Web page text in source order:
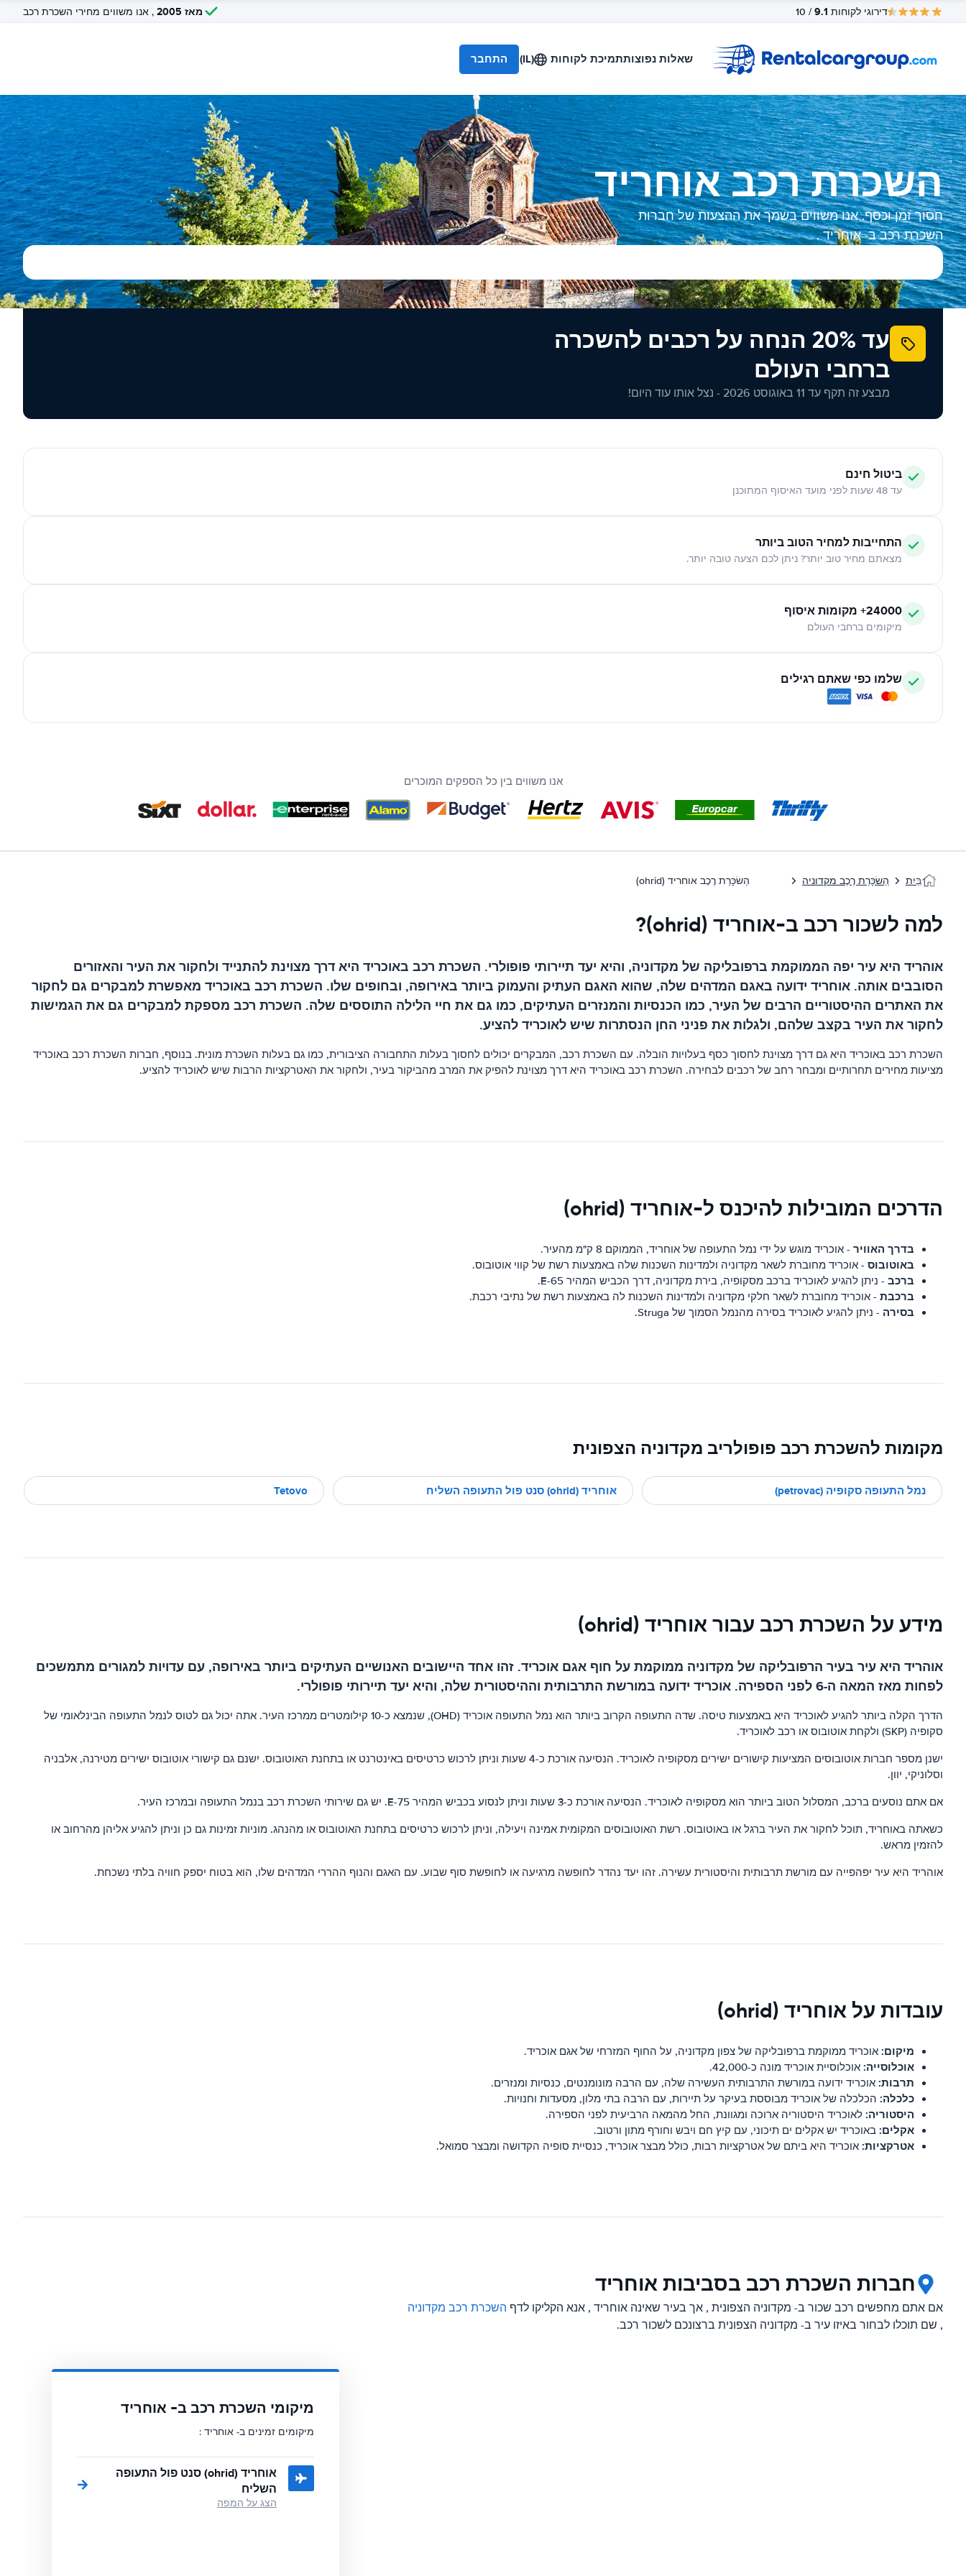
דירוגי לקוחות 9.1
/ 10 מאז 2005 , אנו משווים מחירי השכרת רכב
שאלות נפוצותתמיכת לקוחות (IL) התחבר
השכרת רכב אוחריד
חסוך זמן וכסף. אנו משווים בשמך את ההצעות של חברות
השכרת רכב ב- אוחריד .
עד 20% הנחה על רכבים להשכרה
ברחבי העולם
מבצע זה תקף עד 11 באוגוסט 2026 - נצל אותו עוד היום!
ביטול חינם
עד 48 שעות לפני מועד האיסוף המתוכנן
התחייבות למחיר הטוב ביותר
מצאתם מחיר טוב יותר? ניתן לכם הצעה טובה יותר.
24000+ מקומות איסוף
מיקומים ברחבי העולם
שלמו כפי שאתם רגילים
אנו משווים בין כל הספקים המוכרים
בַּיִת הַשׂכָּרַת רֶכֶב מקדוניה הַשׂכָּרַת רֶכֶב אוחריד (ohrid)
למה לשכור רכב ב-אוחריד (ohrid)?
אוהריד היא עיר יפה הממוקמת ברפובליקה של מקדוניה, והיא יעד תיירותי פופולרי. השכרת רכב באוכריד היא דרך מצוינת להתנייד ולחקור את העיר והאזורים
הסובבים אותה. אוחריד ידועה באגם המדהים שלה, שהוא האגם העתיק והעמוק ביותר באירופה, ובחופים שלו. השכרת רכב באוכריד מאפשרת למבקרים גם לחקור
את האתרים ההיסטוריים הרבים של העיר, כמו הכנסיות והמנזרים העתיקים, כמו גם את חיי הלילה התוססים שלה. השכרת רכב מספקת למבקרים גם את הגמישות
לחקור את העיר בקצב שלהם, ולגלות את פניני החן הנסתרות שיש לאוכריד להציע.
השכרת רכב באוכריד היא גם דרך מצוינת לחסוך כסף בעלויות הובלה. עם השכרת רכב, המבקרים יכולים לחסוך בעלות התחבורה הציבורית, כמו גם בעלות השכרת מונית. בנוסף, חברות השכרת רכב באוכריד
מציעות מחירים תחרותיים ומבחר רחב של רכבים לבחירה. השכרת רכב באוכריד היא דרך מצוינת להפיק את המרב מהביקור בעיר, ולחקור את האטרקציות הרבות שיש לאוכריד להציע.
הדרכים המובילות להיכנס ל-אוחריד (ohrid)
בדרך האוויר - אוכריד מוגש על ידי נמל התעופה של אוחריד, הממוקם 8 ק"מ מהעיר.
באוטובוס - אוכריד מחוברת לשאר מקדוניה ולמדינות השכנות שלה באמצעות רשת של קווי אוטובוס.
ברכב - ניתן להגיע לאוכריד ברכב מסקופיה, בירת מקדוניה, דרך הכביש המהיר E-65.
ברכבת - אוכריד מחוברת לשאר חלקי מקדוניה ולמדינות השכנות לה באמצעות רשת של נתיבי רכבת.
בסירה - ניתן להגיע לאוכריד בסירה מהנמל הסמוך של Struga.
מקומות להשכרת רכב פופולריב מקדוניה הצפונית
נמל התעופה סקופיה (petrovac) אוחריד (ohrid) סנט פול התעופה השליח Tetovo
מידע על השכרת רכב עבור אוחריד (ohrid)
אוהריד היא עיר בעיר הרפובליקה של מקדוניה ממוקמת על חוף אגם אוכריד. זהו אחד היישובים האנושיים העתיקים ביותר באירופה, עם עדויות למגורים מתמשכים
לפחות מאז המאה ה-6 לפני הספירה. אוכריד ידועה במורשת התרבותית וההיסטורית שלה, והיא יעד תיירותי פופולרי.
הדרך הקלה ביותר להגיע לאוכריד היא באמצעות טיסה. שדה התעופה הקרוב ביותר הוא נמל התעופה אוכריד (OHD), שנמצא כ-10 קילומטרים ממרכז העיר. אתה יכול גם לטוס לנמל התעופה הבינלאומי של
סקופיה (SKP) ולקחת אוטובוס או רכב לאוכריד.
ישנן מספר חברות אוטובוסים המציעות קישורים ישירים מסקופיה לאוכריד. הנסיעה אורכת כ-4 שעות וניתן לרכוש כרטיסים באינטרנט או בתחנת האוטובוס. ישנם גם קישורי אוטובוס ישירים מטירנה, אלבניה
וסלוניקי, יוון.
אם אתם נוסעים ברכב, המסלול הטוב ביותר הוא מסקופיה לאוכריד. הנסיעה אורכת כ-3 שעות וניתן לנסוע בכביש המהיר E-75. יש גם שירותי השכרת רכב בנמל התעופה ובמרכז העיר.
כשאתה באוחריד, תוכל לחקור את העיר ברגל או באוטובוס. רשת האוטובוסים המקומית אמינה ויעילה, וניתן לרכוש כרטיסים בתחנת האוטובוס או מהנהג. מוניות זמינות גם כן וניתן להגיע אליהן מהרחוב או
להזמין מראש.
אוהריד היא עיר יפהפייה עם מורשת תרבותית והיסטורית עשירה. זהו יעד נהדר לחופשה מרגיעה או לחופשת סוף שבוע. עם האגם והנוף ההררי המדהים שלו, הוא בטוח יספק חוויה בלתי נשכחת.
עובדות על אוחריד (ohrid)
מיקום: אוכריד ממוקמת ברפובליקה של צפון מקדוניה, על החוף המזרחי של אגם אוכריד.
אוכלוסייה: אוכלוסיית אוכריד מונה כ-42,000.
תרבות: אוכריד ידועה במורשת התרבותית העשירה שלה, עם הרבה מונומנטים, כנסיות ומנזרים.
כלכלה: הכלכלה של אוכריד מבוססת בעיקר על תיירות, עם הרבה בתי מלון, מסעדות וחנויות.
היסטוריה: לאוכריד היסטוריה ארוכה ומגוונת, החל מהמאה הרביעית לפני הספירה.
אקלים: באוכריד יש אקלים ים תיכוני, עם קיץ חם ויבש וחורף מתון ורטוב.
אטרקציות: אוכריד היא ביתם של אטרקציות רבות, כולל מבצר אוכריד, כנסיית סופיה הקדושה ומבצר סמואל.
חברות השכרת רכב בסביבות אוחריד
אם אתם מחפשים רכב שכור ב- מקדוניה הצפונית , אך בעיר שאינה אוחריד , אנא הקליקו לדף השכרת רכב מקדוניה
, שם תוכלו לבחור באיזו עיר ב- מקדוניה הצפונית ברצונכם לשכור רכב.
מיקומי השכרת רכב ב- אוחריד
מיקומים זמינים ב- אוחריד :
אוחריד (ohrid) סנט פול התעופה
השליח
הצג על המפה